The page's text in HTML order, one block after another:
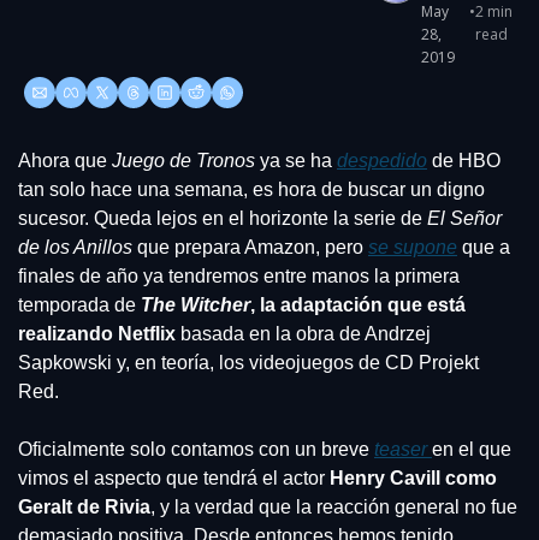
May
28,
2019
•2 min
read
Ahora que Juego de Tronos ya se ha despedido de HBO
tan solo hace una semana, es hora de buscar un digno
sucesor. Queda lejos en el horizonte la serie de El Señor
de los Anillos que prepara Amazon, pero se supone que a
finales de año ya tendremos entre manos la primera
temporada de The Witcher, la adaptación que está
realizando Netflix basada en la obra de Andrzej
Sapkowski y, en teoría, los videojuegos de CD Projekt
Red.
Oficialmente solo contamos con un breve teaser en el que
vimos el aspecto que tendrá el actor Henry Cavill como
Geralt de Rivia, y la verdad que la reacción general no fue
demasiado positiva. Desde entonces hemos tenido